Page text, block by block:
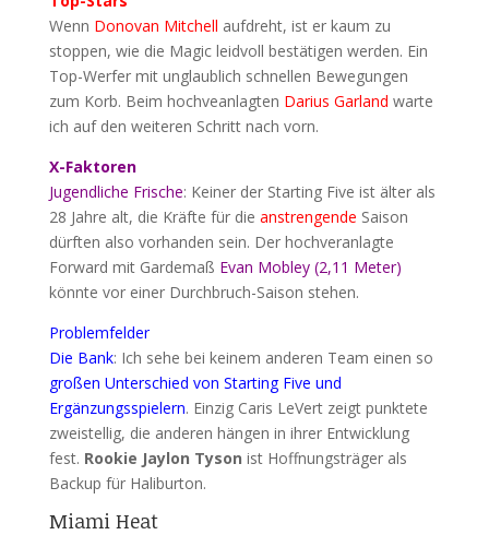
Wenn Donovan Mitchell aufdreht, ist er kaum zu
stoppen, wie die Magic leidvoll bestätigen werden. Ein
Top-Werfer mit unglaublich schnellen Bewegungen
zum Korb. Beim hochveanlagten Darius Garland warte
ich auf den weiteren Schritt nach vorn.
X-Faktoren
Jugendliche Frische: Keiner der Starting Five ist älter als
28 Jahre alt, die Kräfte für die anstrengende Saison
dürften also vorhanden sein. Der hochveranlagte
Forward mit Gardemaß Evan Mobley (2,11 Meter)
könnte vor einer Durchbruch-Saison stehen.
Problemfelder
Die Bank: Ich sehe bei keinem anderen Team einen so
großen Unterschied von Starting Five und
Ergänzungsspielern. Einzig Caris LeVert zeigt punktete
zweistellig, die anderen hängen in ihrer Entwicklung
fest. Rookie Jaylon Tyson ist Hoffnungsträger als
Backup für Haliburton.
Miami Heat